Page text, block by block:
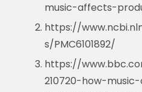
music-affects-
https://
s/PMC6101892/
https://
210720-how-